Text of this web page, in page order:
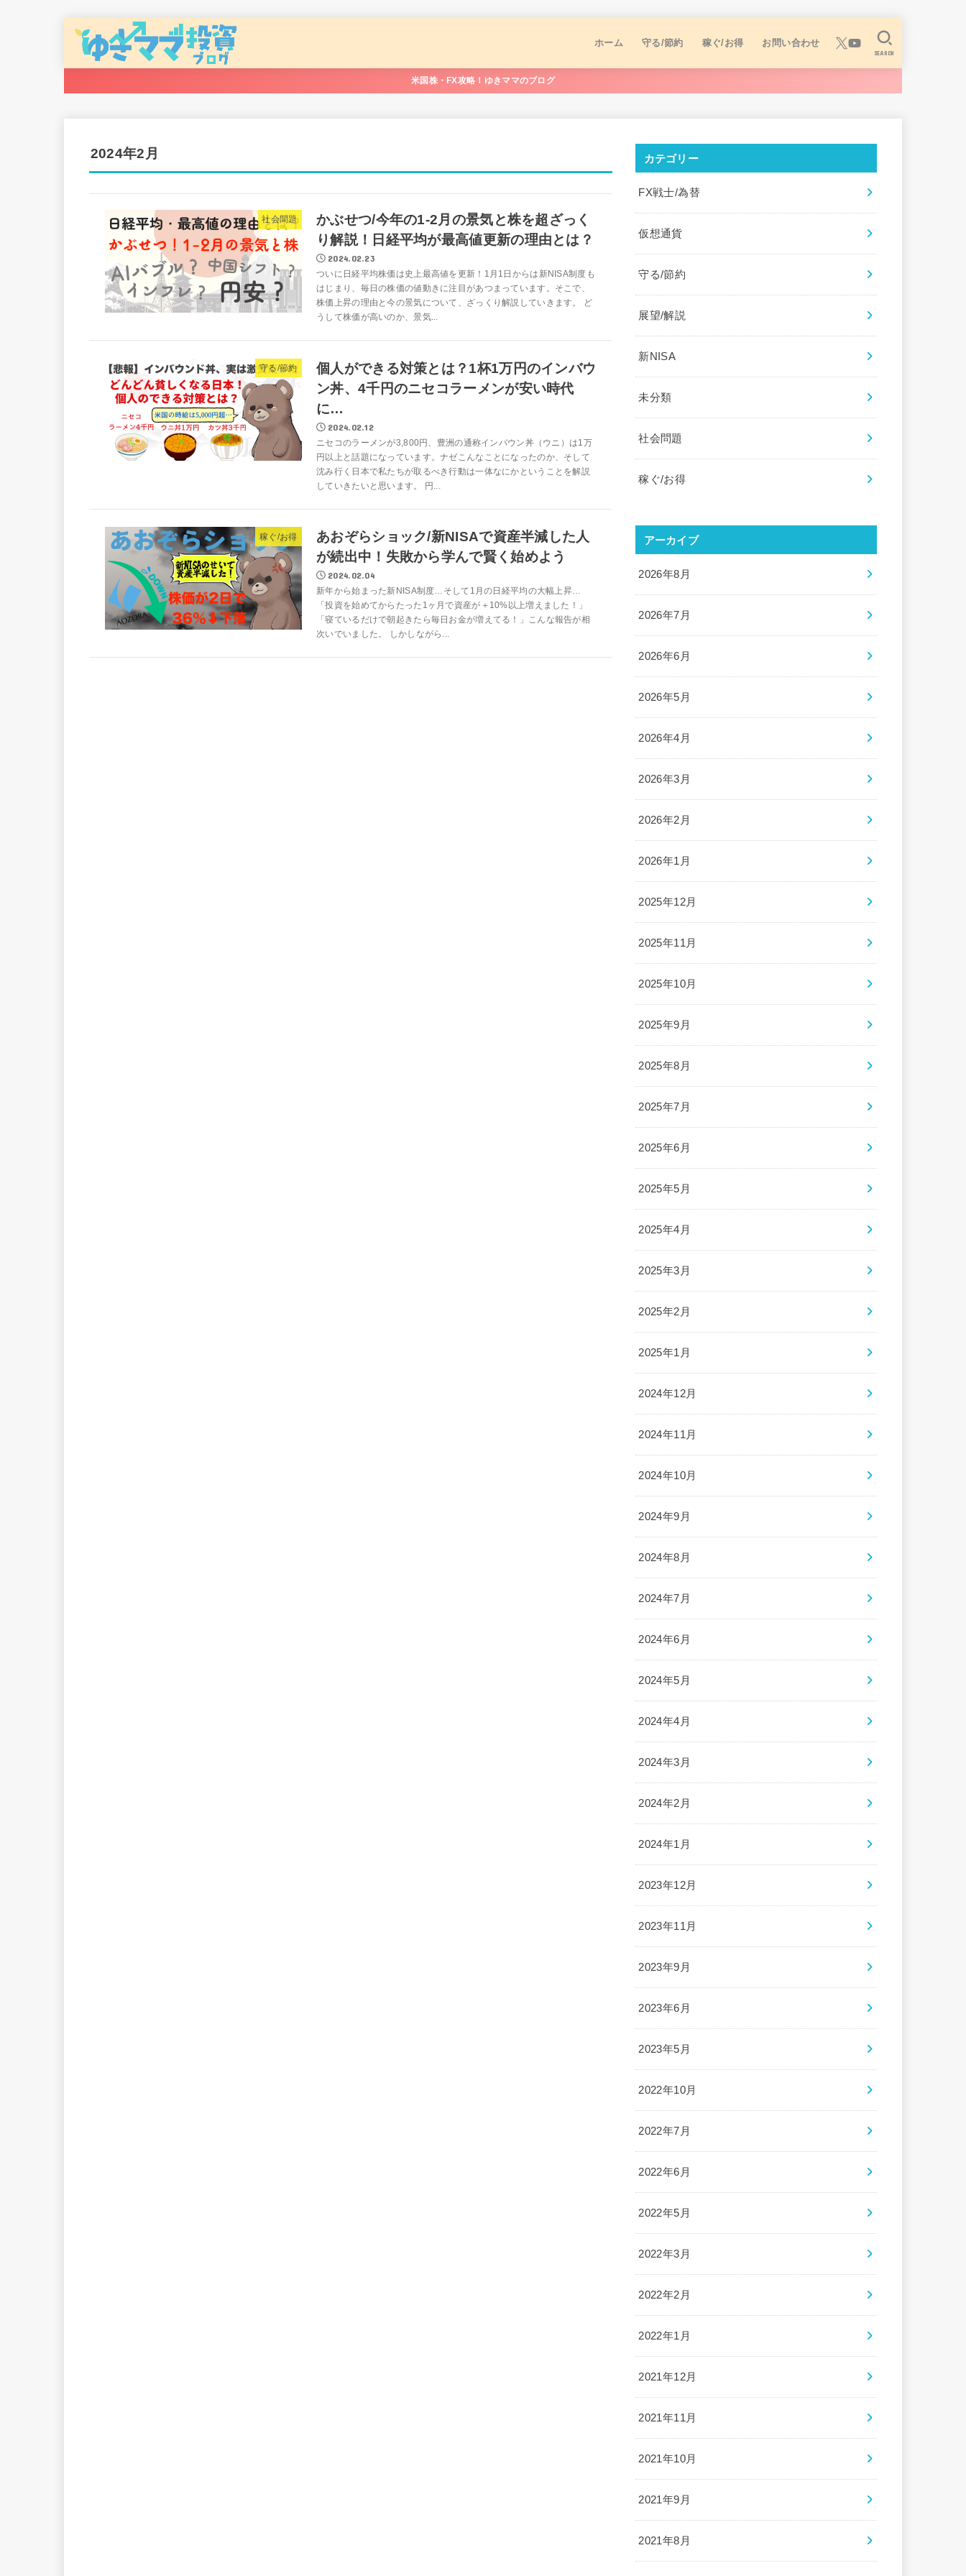
ホーム 守る/節約 稼ぐ/お得 お問い合わせ
SEARCH
米国株・FX攻略！ゆきママのブログ
2024年2月
社会問題
かぶせつ/今年の1-2月の景気と株を超ざっく
り解説！日経平均が最高値更新の理由とは？
2024.02.23
ついに日経平均株価は史上最高値を更新！1月1日からは新NISA制度も
はじまり、毎日の株価の値動きに注目があつまっています。そこで、
株価上昇の理由と今の景気について、ざっくり解説していきます。 ど
うして株価が高いのか、景気...
守る/節約
個人ができる対策とは？1杯1万円のインバウ
ン丼、4千円のニセコラーメンが安い時代
に…
2024.02.12
ニセコのラーメンが3,800円、豊洲の通称インバウン丼（ウニ）は1万
円以上と話題になっています。ナゼこんなことになったのか、そして
沈み行く日本で私たちが取るべき行動は一体なにかということを解説
していきたいと思います。 円...
稼ぐ/お得
あおぞらショック/新NISAで資産半減した人
が続出中！失敗から学んで賢く始めよう
2024.02.04
新年から始まった新NISA制度…そして1月の日経平均の大幅上昇…
「投資を始めてからたった1ヶ月で資産が＋10%以上増えました！」
「寝ているだけで朝起きたら毎日お金が増えてる！」こんな報告が相
次いでいました。 しかしながら...
カテゴリー
FX戦士/為替
仮想通貨
守る/節約
展望/解説
新NISA
未分類
社会問題
稼ぐ/お得
アーカイブ
2026年8月
2026年7月
2026年6月
2026年5月
2026年4月
2026年3月
2026年2月
2026年1月
2025年12月
2025年11月
2025年10月
2025年9月
2025年8月
2025年7月
2025年6月
2025年5月
2025年4月
2025年3月
2025年2月
2025年1月
2024年12月
2024年11月
2024年10月
2024年9月
2024年8月
2024年7月
2024年6月
2024年5月
2024年4月
2024年3月
2024年2月
2024年1月
2023年12月
2023年11月
2023年9月
2023年6月
2023年5月
2022年10月
2022年7月
2022年6月
2022年5月
2022年3月
2022年2月
2022年1月
2021年12月
2021年11月
2021年10月
2021年9月
2021年8月